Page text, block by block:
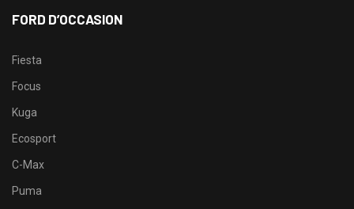
FORD D’OCCASION
Fiesta
Focus
Kuga
Ecosport
C-Max
Puma